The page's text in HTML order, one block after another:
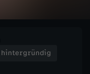
hintergründig